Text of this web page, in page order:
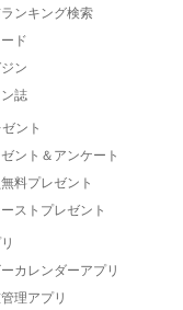
ンキング検索
ド
ン
誌
ント
ント＆アンケート
料プレゼント
ストプレゼント
カレンダーアプリ
理アプリ